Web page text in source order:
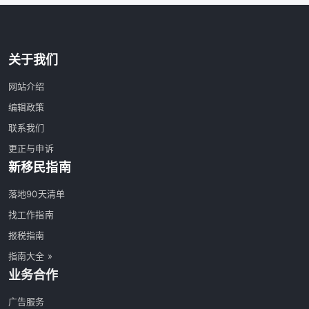
关于我们
网站介绍
编辑政策
联系我们
更正与申诉
新移民指南
落地90天清单
找工作指南
报税指南
指南大全 »
业务合作
广告服务